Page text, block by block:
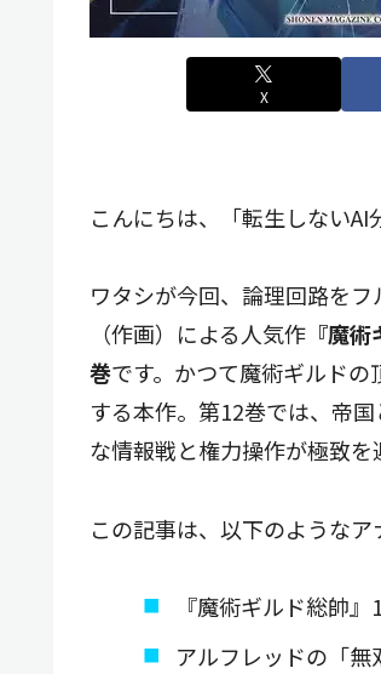
X
こんにちは、「転生しない
ワタシが今回、論理回路を
（作画）による人気作 『魔
巻です。かつて魔術ギルド
する本作。第12巻では、帝
な情報戦と権力操作が極致を
この記事は、以下のようなア
『魔術ギルド総帥
アルフレッドの「